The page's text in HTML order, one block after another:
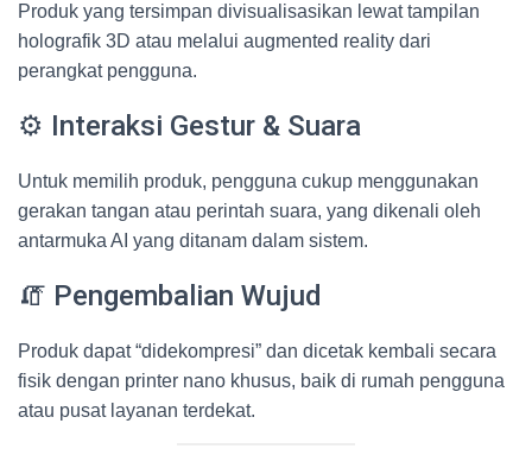
Produk yang tersimpan divisualisasikan lewat tampilan
holografik 3D atau melalui augmented reality dari
perangkat pengguna.
⚙️ Interaksi Gestur & Suara
Untuk memilih produk, pengguna cukup menggunakan
gerakan tangan atau perintah suara, yang dikenali oleh
antarmuka AI yang ditanam dalam sistem.
🧯 Pengembalian Wujud
Produk dapat “didekompresi” dan dicetak kembali secara
fisik dengan printer nano khusus, baik di rumah pengguna
atau pusat layanan terdekat.